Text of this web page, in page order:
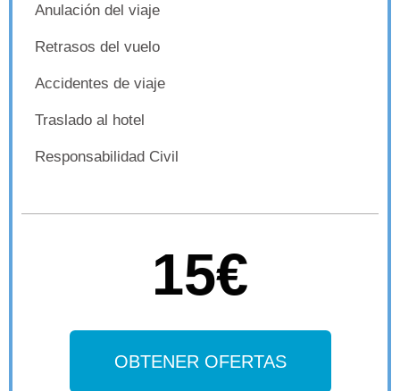
Anulación del viaje
Retrasos del vuelo
Accidentes de viaje
Traslado al hotel
Responsabilidad Civil
15€
OBTENER OFERTAS